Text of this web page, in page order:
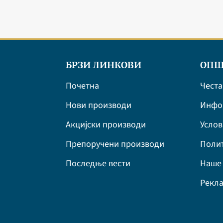
БРЗИ ЛИНКОВИ
Почетна
Нови производи
Акцијски производи
Препоручени производи
Последње вести
Наше